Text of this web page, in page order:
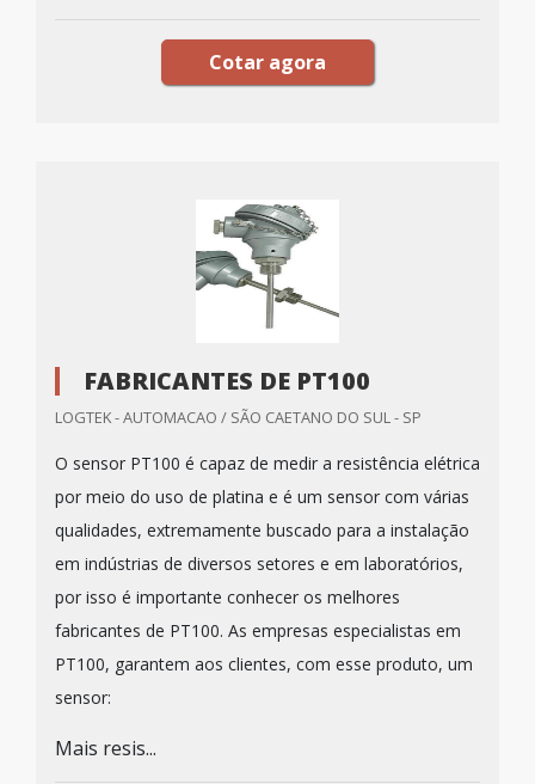
Cotar agora
FABRICANTES DE PT100
LOGTEK - AUTOMACAO / SÃO CAETANO DO SUL - SP
O sensor PT100 é capaz de medir a resistência elétrica
por meio do uso de platina e é um sensor com várias
qualidades, extremamente buscado para a instalação
em indústrias de diversos setores e em laboratórios,
por isso é importante conhecer os melhores
fabricantes de PT100. As empresas especialistas em
PT100, garantem aos clientes, com esse produto, um
sensor:
Mais resis...